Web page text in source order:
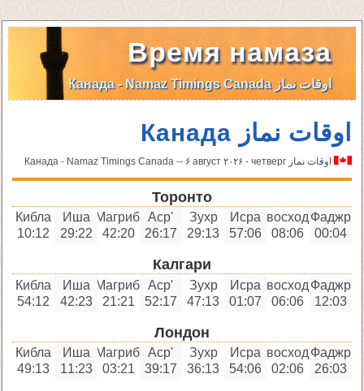
Время намаза
اوقات نماز Канада - Namaz Timings Canada
اوقات نماز Канада
اوقات نماز Канада - Namaz Timings Canada -- ۶ август ۲۰۲۶ - четверг
Торонто
Фаджр
00:04
восход
08:06
Исра
57:06
Зухр
29:13
'Аср
26:17
Магриб
42:20
Иша
29:22
Кибла
10:12
Калгари
Фаджр
12:03
восход
06:06
Исра
01:07
Зухр
47:13
'Аср
52:17
Магриб
21:21
Иша
42:23
Кибла
54:12
Лондон
Фаджр
26:03
восход
02:06
Исра
54:06
Зухр
36:13
'Аср
39:17
Магриб
03:21
Иша
11:23
Кибла
49:13